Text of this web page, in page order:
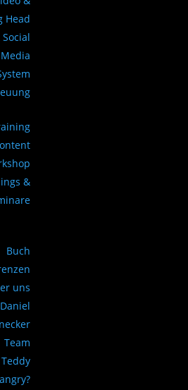
Head
Media
&
Buch
uns
Team
angry?